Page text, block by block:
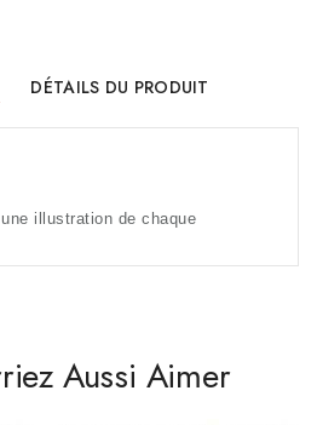
DÉTAILS DU PRODUIT
illustration de chaque
Aussi Aimer